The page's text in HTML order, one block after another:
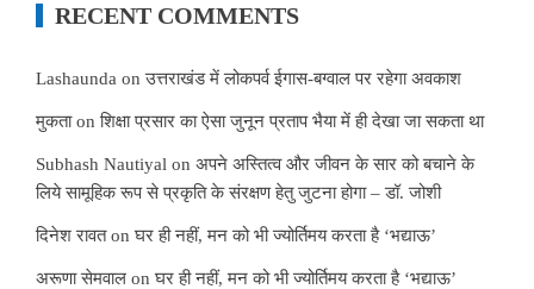
RECENT COMMENTS
Lashaunda onउत्तराखंड में लोकपर्व ईगास-बग्वाल पर रहेगा अवकाश
मुकताonशिक्षा प्रसार का ऐसा जुनून प्रताप भैया में ही देखा जा सकता था
Subhash Nautiyal on अपने अस्तित्व और जीवन के सार को बचाने के
लिये सामूहिक रूप से प्रकृति के संरक्षण हेतु जुटना होगा – डॉ. जोशी
दिनेश रावतonघर ही नहीं, मन को भी ज्योर्तिमय करता है ‘भद्याऊ’
अरूणा सेमवाल onघर ही नहीं, मन को भी ज्योर्तिमय करता है ‘भद्याऊ’